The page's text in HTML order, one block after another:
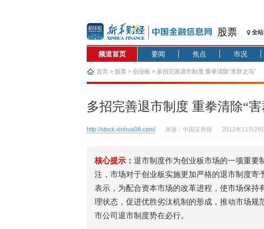
股票 全
频道首页 要闻 焦点 市况
首页 > 股票 > 创业板 > 多招完善退市制度 重拳清除“害群之马”
多招完善退市制度 重拳清除“
http://stock.xinhua08.com/ 来源：中国证券报 2011年11月29
核心提示： 退市制度作为创业板市场的一项重要
注，市场对于创业板实施更加严格的退市制度寄
表示，为配合资本市场的改革进程，使市场保持
理状态，促进优胜劣汰机制的形成，推动市场规
市公司退市制度势在必行。